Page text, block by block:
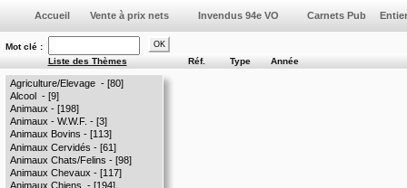
Mot clé :
Vente à prix nets Invendus 94e VO
Liste des Thèmes Réf. Type Année